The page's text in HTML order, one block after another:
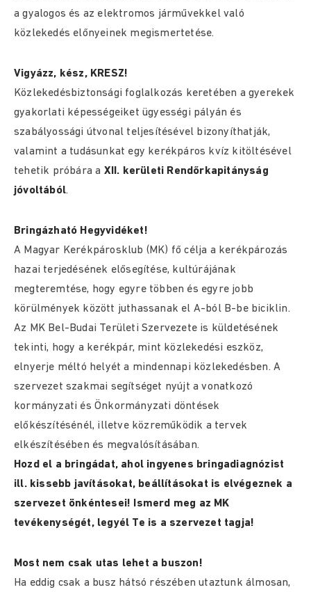
a gyalogos és az elektromos járművekkel való
közlekedés előnyeinek megismertetése.
Vigyázz, kész, KRESZ!
Közlekedésbiztonsági foglalkozás keretében a gyerekek
gyakorlati képességeiket ügyességi pályán és
szabályossági útvonal teljesítésével bizonyíthatják,
valamint a tudásunkat egy kerékpáros kvíz kitöltésével
tehetik próbára a XII. kerületi Rendőrkapitányság
jóvoltából.
Bringázható Hegyvidéket!
A Magyar Kerékpárosklub (MK) fő célja a kerékpározás
hazai terjedésének elősegítése, kultúrájának
megteremtése, hogy egyre többen és egyre jobb
körülmények között juthassanak el A-ból B-be biciklin.
Az MK Bel-Budai Területi Szervezete is küldetésének
tekinti, hogy a kerékpár, mint közlekedési eszköz,
elnyerje méltó helyét a mindennapi közlekedésben. A
szervezet szakmai segítséget nyújt a vonatkozó
kormányzati és Önkormányzati döntések
előkészítésénél, illetve közreműködik a tervek
elkészítésében és megvalósításában.
Hozd el a bringádat, ahol ingyenes bringadiagnózist
ill. kissebb javításokat, beállításokat is elvégeznek a
szervezet önkéntesei! Ismerd meg az MK
tevékenységét, legyél Te is a szervezet tagja!
Most nem csak utas lehet a buszon!
Ha eddig csak a busz hátsó részében utaztunk álmosan,